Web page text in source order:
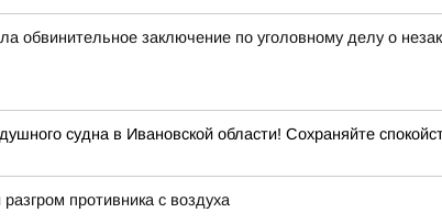
обвинительное заключение по уголовному делу о
судна в Ивановской области! Сохраняйте
противника с воздуха